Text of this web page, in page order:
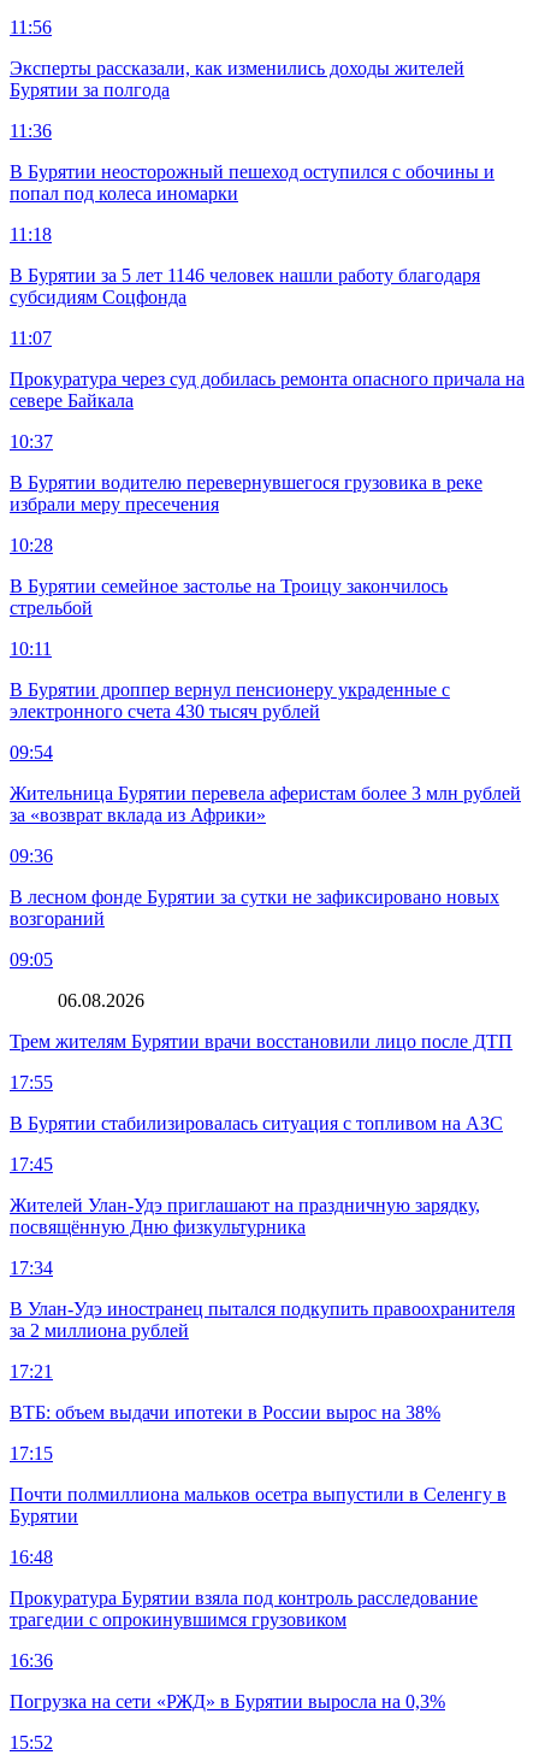
11:56
Эксперты рассказали, как изменились доходы жителей
Бурятии за полгода
11:36
В Бурятии неосторожный пешеход оступился с обочины и
попал под колеса иномарки
11:18
В Бурятии за 5 лет 1146 человек нашли работу благодаря
субсидиям Соцфонда
11:07
Прокуратура через суд добилась ремонта опасного причала на
севере Байкала
10:37
В Бурятии водителю перевернувшегося грузовика в реке
избрали меру пресечения
10:28
В Бурятии семейное застолье на Троицу закончилось
стрельбой
10:11
В Бурятии дроппер вернул пенсионеру украденные с
электронного счета 430 тысяч рублей
09:54
Жительница Бурятии перевела аферистам более 3 млн рублей
за «возврат вклада из Африки»
09:36
В лесном фонде Бурятии за сутки не зафиксировано новых
возгораний
09:05
06.08.2026
Трем жителям Бурятии врачи восстановили лицо после ДТП
17:55
В Бурятии стабилизировалась ситуация с топливом на АЗС
17:45
Жителей Улан-Удэ приглашают на праздничную зарядку,
посвящённую Дню физкультурника
17:34
В Улан-Удэ иностранец пытался подкупить правоохранителя
за 2 миллиона рублей
17:21
ВТБ: объем выдачи ипотеки в России вырос на 38%
17:15
Почти полмиллиона мальков осетра выпустили в Селенгу в
Бурятии
16:48
Прокуратура Бурятии взяла под контроль расследование
трагедии с опрокинувшимся грузовиком
16:36
Погрузка на сети «РЖД» в Бурятии выросла на 0,3%
15:52